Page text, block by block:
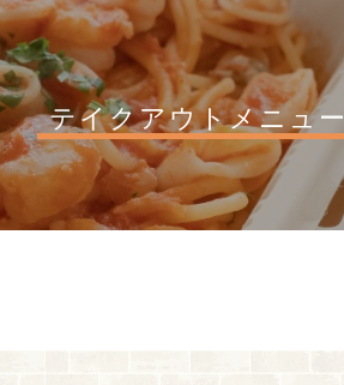
テイクアウトメニュー